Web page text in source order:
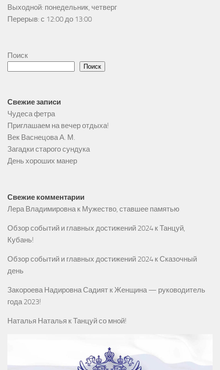
Выходной: понедельник, четверг
Перерыв: с 12:00 до 13:00
Поиск
Поиск
Свежие записи
Чудеса фетра
Приглашаем на вечер отдыха!
Век Васнецова А. М.
Загадки старого сундука
День хороших манер
Свежие комментарии
Лера Владимировнак Мужество, ставшее памятью
Обзор событий и главных достижений 2024 кТанцуй,
Кубань!
Обзор событий и главных достижений 2024 кСказочный
день
Закороева Надировна Садият кЖенщина — руководитель
года 2023!
Наталья Наталья кТанцуй со мной!